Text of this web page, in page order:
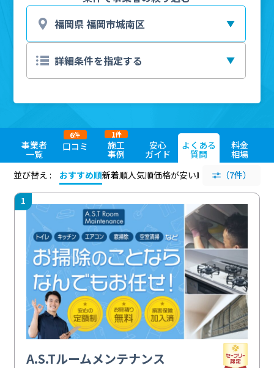
事業者
一覧
口コミ
6件
施工
事例
1件
安心
ガイド
よくある
質問
料金
相場
並び替え :
おすすめ順新着順人気順価格が安い順 評価が高い順
（7件）
1
A.S.Tルームメンテナンス